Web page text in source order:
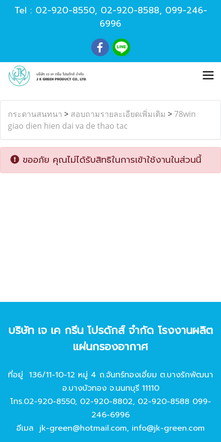
Tel : 02-920-8550, 02-920-8588, 099-246-
6996
กระดานสนทนา > สอบถามรายละเอียดเพิ่มเติม >78win
giao dien hien dai va de thao tac
ขออภัย คุณไม่ได้รับสิทธิในการเข้าใช้งานในส่วนนี้
บริษัท เจ เค กรีน โปรดักส์ จํากัด โรงงานผลิต
แผ่นกรองอากาศ
ที่อยู่ 136/11-10-12 หมู่ 4 ถ.จันทร์ทองเอี่ยม ต.บางรักพัฒนา
อ.บางบัวทอง จ.นนทบุรี 11110
โทร.02-920-8550, 02-920-8802, 02-920-8588 099-
246-6996
อีเมล jk-green@hotmail.com, info@jk-green.com